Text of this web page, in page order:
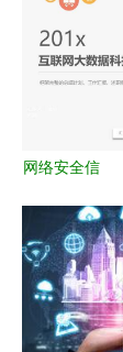
网络安全信
云服务ppt
模板